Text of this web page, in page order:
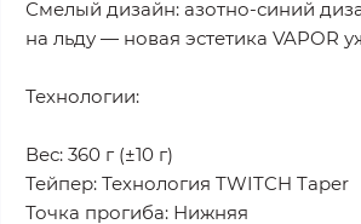
Смелый дизайн: азотно-синий
на льду — новая эстетика VAPOR
Технологии:
Вес: 360 г (±10 г)
Тейпер: Технология TWITCH Taper
Точка прогиба: Нижняя